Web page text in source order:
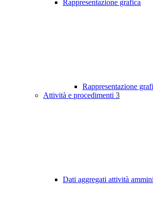
Rappresentazione grafica
Rappresentazione
Attività e procedimenti 3
Dati aggregati attività